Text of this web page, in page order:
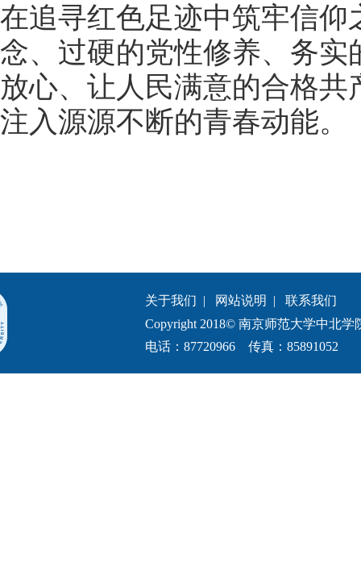
在追寻红色足迹中筑牢信仰
念、过硬的党性修养、务
放心、让人民满意的合格
注入源源不断的青春动能。
关于我们 | 网站说明 | 联系我们
Copyright 2018© 南京师范大学中北学
电话：87720966 传真：85891052